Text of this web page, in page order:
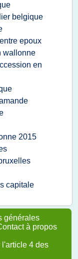
belgique
epoux
wallonne
en
2015
capitale
générales
à propos
l'article 4 des